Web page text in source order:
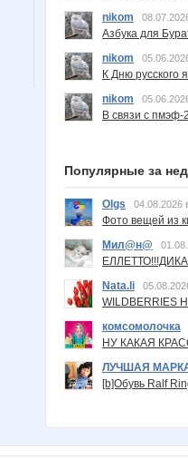
nikom
Азбука для
nikom
К Дню русского
nikom
В связи с пмэф-
Популярные за
Olgs 04.08.2026
Фото вещей из
Мил@н@
Nata.li
комсомолочка
НУ КАКАЯ
ЛУЧШАЯ
[b]Обувь Ralf